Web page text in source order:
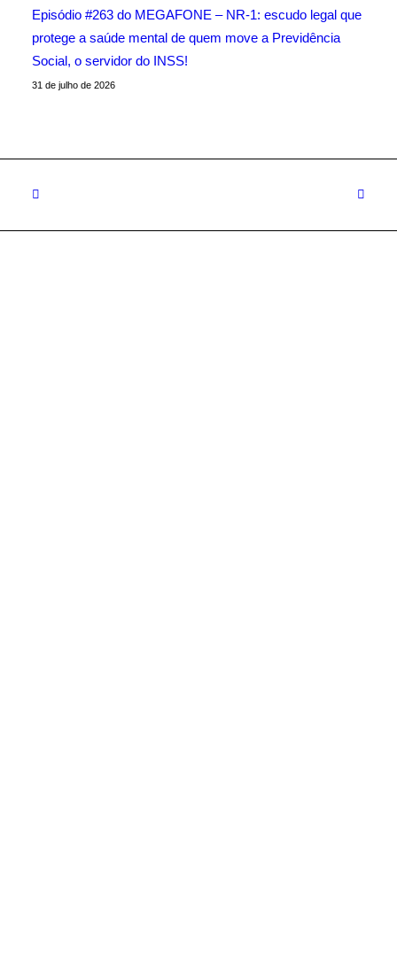
Episódio #263 do MEGAFONE – NR-1: escudo legal que
protege a saúde mental de quem move a Previdência
Social, o servidor do INSS!
31 de julho de 2026